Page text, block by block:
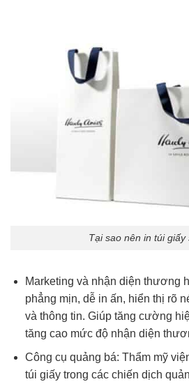
Tại sao nên in túi giấy
Marketing và nhận diện thương
phẳng mịn, dễ in ấn, hiển thị rõ
và thông tin. Giúp tăng cường
tăng cao mức độ nhận diện
Công cụ quảng bá: Thẩm mỹ
túi giấy trong các chiến dịch